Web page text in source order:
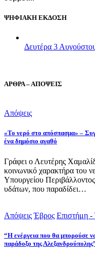
ΨΗΦΙΑΚΗ ΕΚΔΟΣΗ
Δευτέρα 3
ΑΡΘΡΑ – ΑΠΟΨΕΙΣ
Απόψεις
«Το νερό στο απόσπασμα» –
ένα δημόσιο αγαθό
Γράφει ο Λευτέρης
κοινωνικό χαρακτήρα του
Υπουργείου Περιβάλλοντος
υδάτων, που παραδίδει…
Απόψεις Έβρος Επιστήμη -
“Η ενέργεια που θα μπορούσε
παράδοξο της